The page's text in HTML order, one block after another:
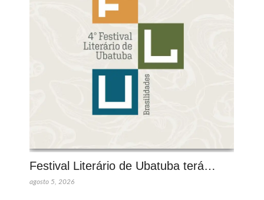
Festival Literário de Ubatuba terá…
agosto 5, 2026